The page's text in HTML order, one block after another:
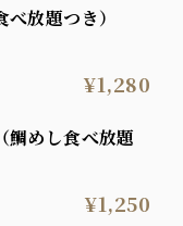
放題つき）
¥1,280
¥1,250